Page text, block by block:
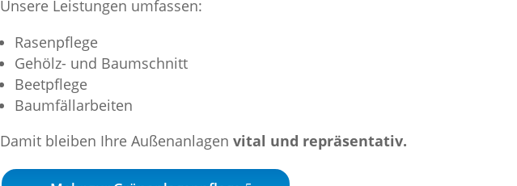
Unsere Leistungen umfassen:
Rasenpflege
Gehölz- und Baumschnitt
Beetpflege
Baumfällarbeiten
Damit bleiben Ihre Außenanlagenvital und repräsentativ.